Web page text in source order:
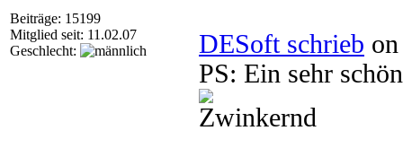
Beiträge: 15199
Mitglied seit: 11.02.07
Geschlecht:
DESoft schrieb
PS: Ein sehr